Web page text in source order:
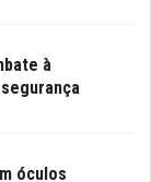
à
óculos